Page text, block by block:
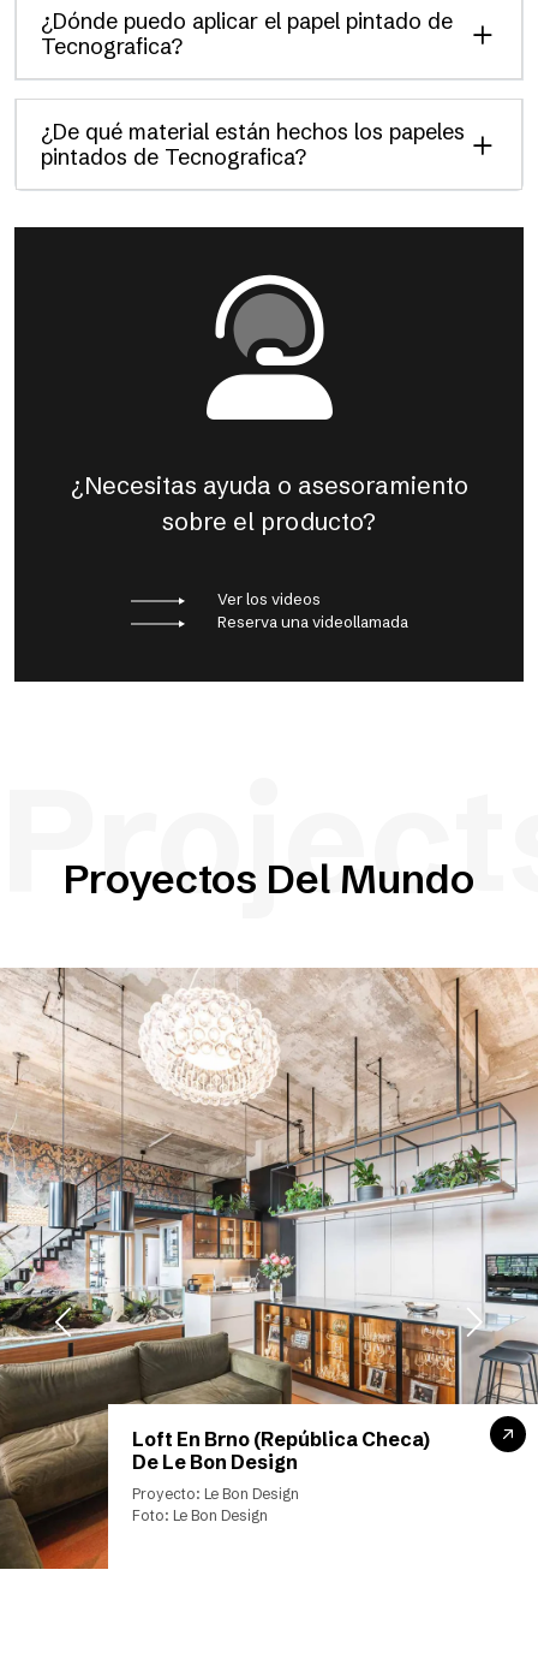
¿Dónde puedo aplicar el papel pintado de
Tecnografica?
¿De qué material están hechos los papeles
pintados de Tecnografica?
¿Necesitas ayuda o asesoramiento
sobre el producto?
Ver los videos
Reserva una videollamada
Proyectos Del Mundo
Loft En Brno (República Checa)
De Le Bon Design
Proyecto: Le Bon Design
Foto: Le Bon Design